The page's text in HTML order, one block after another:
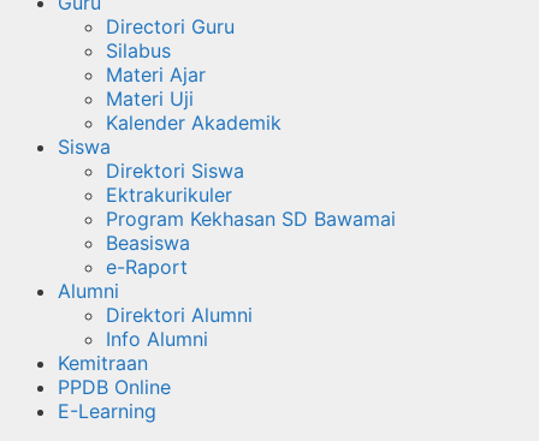
Directori Guru
Silabus
Materi Ajar
Materi Uji
Kalender Akademik
Siswa
Direktori Siswa
Ektrakurikuler
Program Kekhasan SD Bawamai
Beasiswa
e-Raport
Alumni
Direktori Alumni
Info Alumni
Kemitraan
PPDB Online
E-Learning